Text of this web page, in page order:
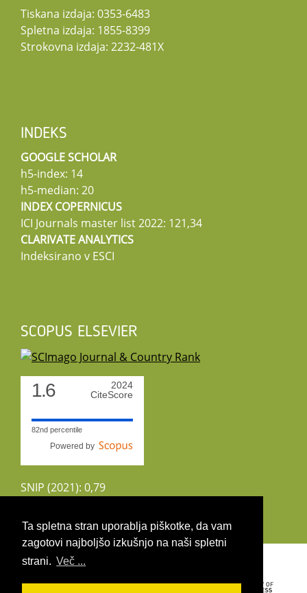
Ta spletna stran uporablja piškotke, da vam
zagotovi najboljšo izkušnjo na naši spletni
strani. Več ...
Tiskana izdaja: 0353-6483
Spletna izdaja: 1855-8399
Strokovna izdaja: 2232-481X
INDEKS
GOOGLE SCHOLAR
h5-index: 14
h5-median: 20
INDEX COPERNICUS
ICI Journals master list 2022: 121,34
CLARIVATE ANALYTICS
Indeksirano v ESCI
SCOPUS ELSEVIER
1.6
2024
CiteScore
82nd percentile
Powered by
SNIP (2021): 0,79